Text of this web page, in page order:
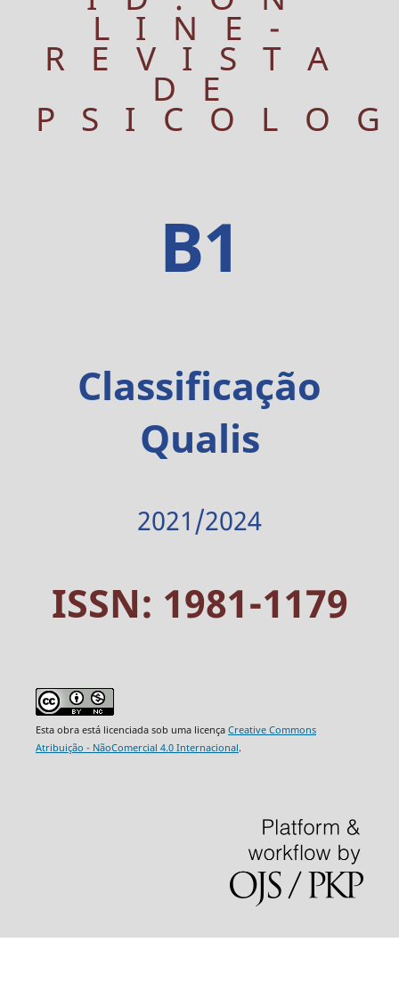
LINE-
REVISTA
DE
B1
Classificação
Qualis
2021/2024
ISSN: 1981-1179
Esta obra está licenciada sob uma licença Creative Commons
Atribuição - NãoComercial 4.0 Internacional.